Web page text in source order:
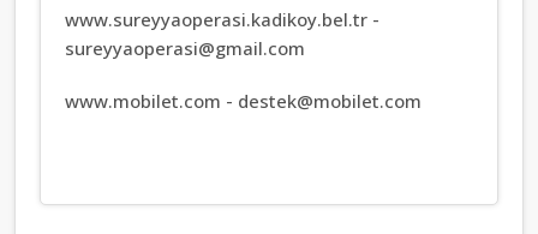
www.sureyyaoperasi.kadikoy.bel.tr -
sureyyaoperasi@gmail.com
www.mobilet.com - destek@mobilet.com